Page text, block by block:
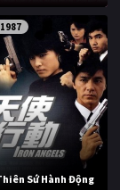
1987
Sứ Hành Động